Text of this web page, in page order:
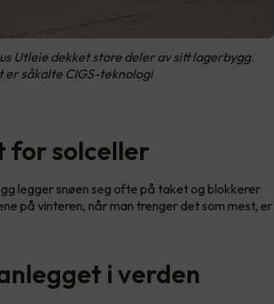
Utleie dekket store deler av sitt lagerbygg.
er såkalte CIGS-teknologi
for solceller
legger snøen seg ofte på taket og blokkerer
på vinteren, når man trenger det som mest, er
i verden